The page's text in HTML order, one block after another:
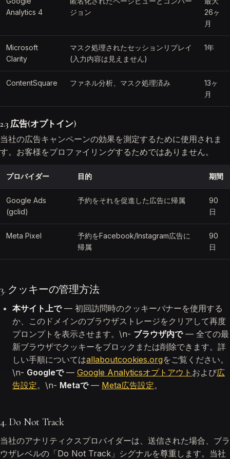
Analytics 4
ジョン
26ヶ
月
Microsoft
Clarity
マスク処理されたセッションリプレイ
(入力内容は見えません)
1年
ContentSquare ファネル分析、マスク処理済み
13ヶ
月
2.3 広告(オプトイン)
当社の広告キャンペーンの効果を測定するために使用されま
す。お客様をプロファイリングするためではありません。
プロバイダー 目的 期間
Google Ads
(gclid)
予約をそれを促進した広告に帰属
90
日
Meta Pixel
予約をFacebook/Instagram広告に
帰属
90
日
3. クッキーの管理方法
本サイト上で— 初回訪問時のクッキーバナーを使用する
か、このドメインのブラウザストレージをクリアして再度
プロンプトを表示させます。\n- ブラウザ内で— 全ての最
新ブラウザでクッキーをブロックまたは削除できます。詳
しい手順についてはallaboutcookies.orgをご覧ください。
\n- Googleで— Google Analyticsオプトアウト および広
告設定。\n- Metaで— Meta広告設定。
4. Do Not Track
当社のアナリティクスプロバイダーは、送信された場合、ブラ
ウザレベルの「Do Not Track」シグナルを尊重します。当社